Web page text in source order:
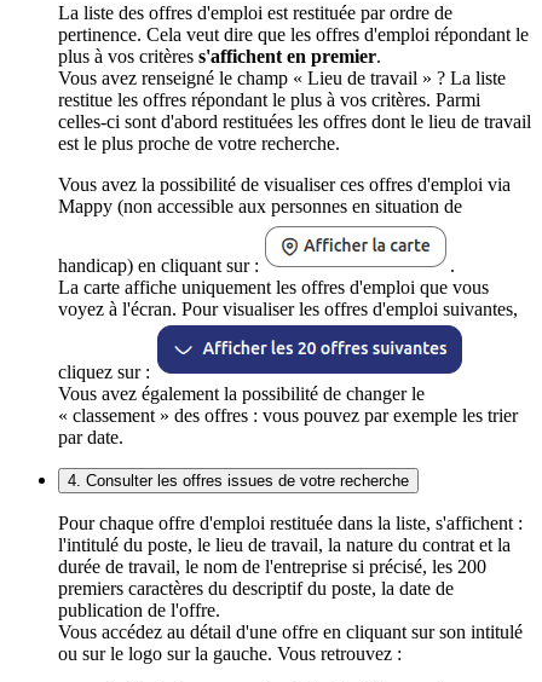
La liste des offres d'emploi est restituée par ordre de
pertinence. Cela veut dire que les offres d'emploi répondant le
plus à vos critères s'affichent en premier.
Vous avez renseigné le champ « Lieu de travail » ? La liste
restitue les offres répondant le plus à vos critères. Parmi
celles-ci sont d'abord restituées les offres dont le lieu de travail
est le plus proche de votre recherche.
Vous avez la possibilité de visualiser ces offres d'emploi via
Mappy (non accessible aux personnes en situation de
handicap) en cliquant sur :
.
La carte affiche uniquement les offres d'emploi que vous
voyez à l'écran. Pour visualiser les offres d'emploi suivantes,
cliquez sur :
Vous avez également la possibilité de changer le
« classement » des offres : vous pouvez par exemple les trier
par date.
4. Consulter les offres issues de votre recherche
Pour chaque offre d'emploi restituée dans la liste, s'affichent :
l'intitulé du poste, le lieu de travail, la nature du contrat et la
durée de travail, le nom de l'entreprise si précisé, les 200
premiers caractères du descriptif du poste, la date de
publication de l'offre.
Vous accédez au détail d'une offre en cliquant sur son intitulé
ou sur le logo sur la gauche. Vous retrouvez :